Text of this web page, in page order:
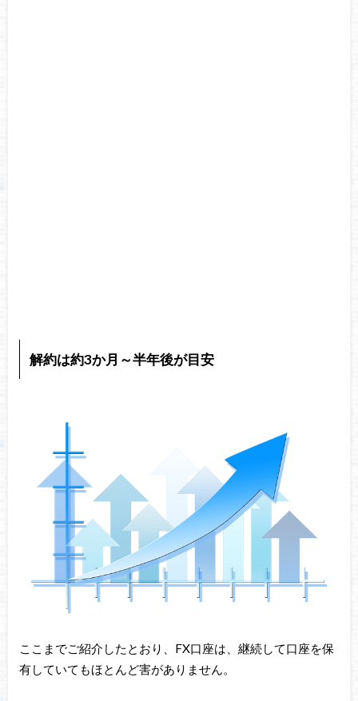
解約は約3か月～半年後が目安
ここまでご紹介したとおり、FX口座は、継続して口座を保
有していてもほとんど害がありません。